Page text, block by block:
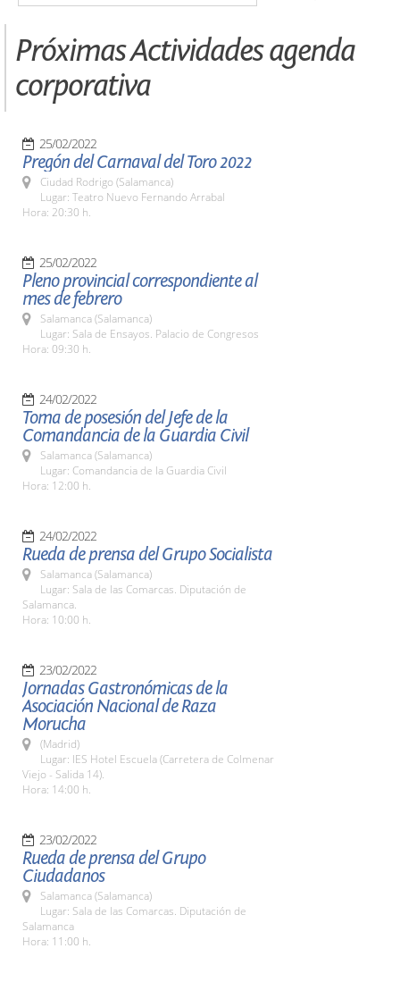
Próximas Actividades agenda
corporativa
25/02/2022
Pregón del Carnaval del Toro 2022
Ciudad Rodrigo (Salamanca)
Lugar: Teatro Nuevo Fernando Arrabal
Hora: 20:30 h.
25/02/2022
Pleno provincial correspondiente al
mes de febrero
Salamanca (Salamanca)
Lugar: Sala de Ensayos. Palacio de Congresos
Hora: 09:30 h.
24/02/2022
Toma de posesión del Jefe de la
Comandancia de la Guardia Civil
Salamanca (Salamanca)
Lugar: Comandancia de la Guardia Civil
Hora: 12:00 h.
24/02/2022
Rueda de prensa del Grupo Socialista
Salamanca (Salamanca)
Lugar: Sala de las Comarcas. Diputación de
Salamanca.
Hora: 10:00 h.
23/02/2022
Jornadas Gastronómicas de la
Asociación Nacional de Raza
Morucha
(Madrid)
Lugar: IES Hotel Escuela (Carretera de Colmenar
Viejo - Salida 14).
Hora: 14:00 h.
23/02/2022
Rueda de prensa del Grupo
Ciudadanos
Salamanca (Salamanca)
Lugar: Sala de las Comarcas. Diputación de
Salamanca
Hora: 11:00 h.